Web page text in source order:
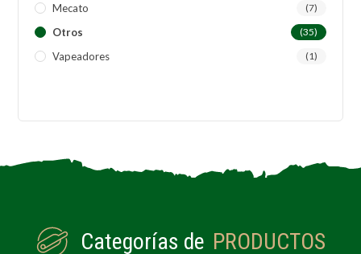
Mecato (7)
Otros (35)
Vapeadores (1)
Categorías de PRODUCTOS